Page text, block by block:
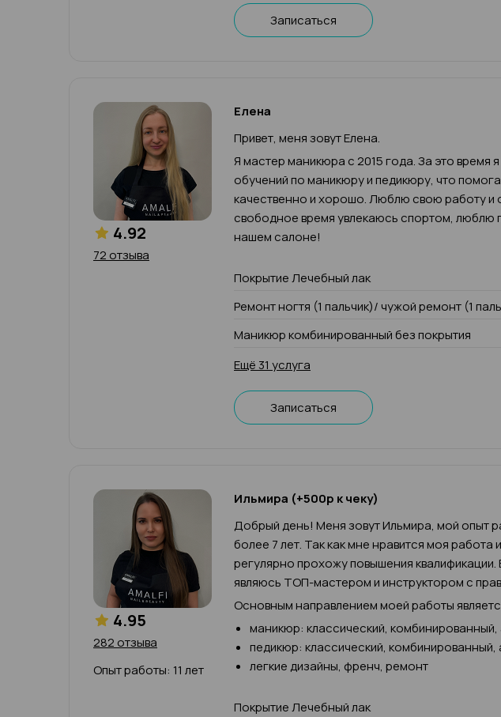
Записаться
4.92
72 отзыва
Елена
Привет, меня зовут Елена.
Я мастер маникюра с 2015 года. За это время
обучений по маникюру и педикюру, что
качественно и хорошо. Люблю свою работу и
свободное время увлекаюсь спортом, люблю
нашем салоне!
Покрытие Лечебный лак
Ремонт ногтя (1 пальчик)/ чужой ремонт (1
Маникюр комбинированный без покрытия
Ещё 31 услуга
Записаться
4.95
282 отзыва
Опыт работы: 11 лет
Ильмира (+500р к чеку)
Добрый день! Меня зовут Ильмира, мой опыт
более 7 лет. Так как мне нравится моя работа
регулярно прохожу повышения квалификации.
являюсь ТОП-мастером и инструктором с
Основным направлением моей работы
маникюр: классический,
педикюр: классический,
легкие дизайны, френч, ремонт
Покрытие Лечебный лак